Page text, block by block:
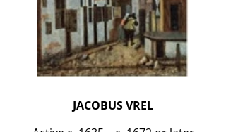
JACOBUS VREL